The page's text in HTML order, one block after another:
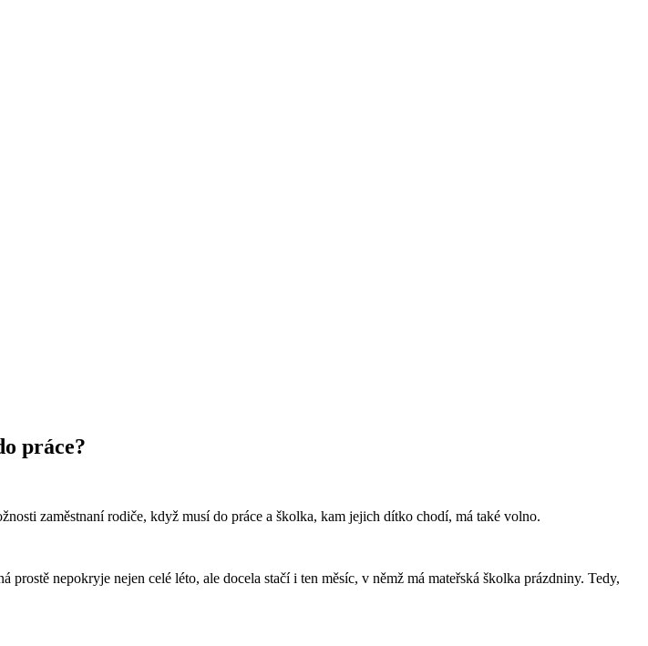
práce?
zaměstnaní rodiče, když musí do práce a školka, kam jejich dítko chodí, má také volno.
nepokryje nejen celé léto, ale docela stačí i ten měsíc, v němž má mateřská školka prázdniny. Tedy,